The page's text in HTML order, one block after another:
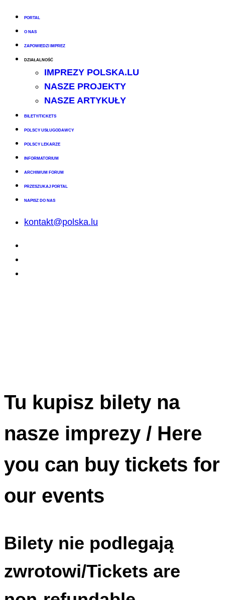
PORTAL
O NAS
ZAPOWIEDZI IMPREZ
DZIAŁALNOŚĆ
IMPREZY POLSKA.LU
NASZE PROJEKTY
NASZE ARTYKUŁY
BILETY/TICKETS
POLSCY USŁUGODAWCY
POLSCY LEKARZE
INFORMATORIUM
ARCHIWUM FORUM
PRZESZUKAJ PORTAL
NAPISZ DO NAS
kontakt@polska.lu
Tu kupisz bilety na
nasze imprezy / Here
you can buy tickets for
our events
Bilety nie podlegają
zwrotowi/Tickets are